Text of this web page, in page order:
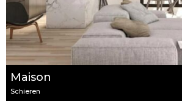
Maison
Schieren